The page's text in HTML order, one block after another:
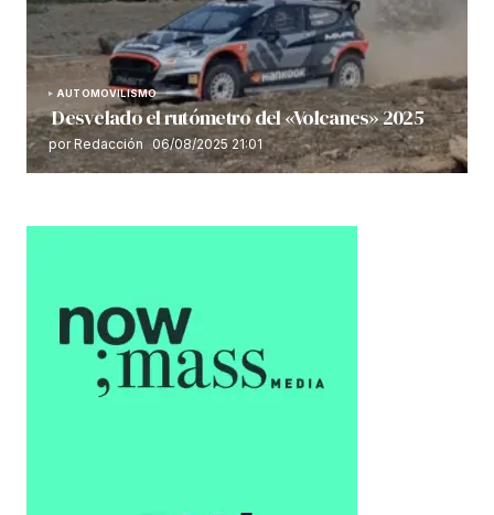
AUTOMOVILISMO
Desvelado el rutómetro del «Volcanes» 2025
por Redacción 06/08/2025 21:01